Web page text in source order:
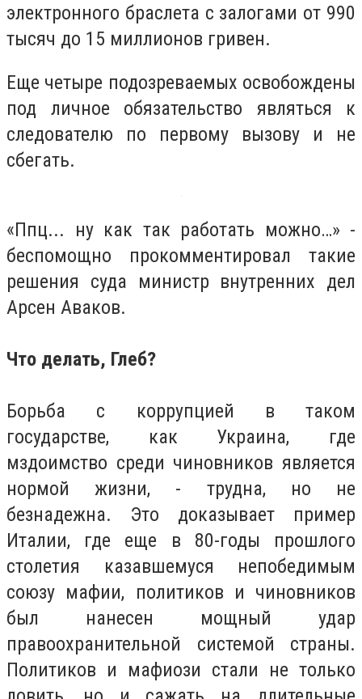
электронного браслета с залогами от 990
тысяч до 15 миллионов гривен.
Еще четыре подозреваемых освобождены
под личное обязательство являться к
следователю по первому вызову и не
сбегать.
«Ппц... ну как так работать можно…» -
беспомощно прокомментировал такие
решения суда министр внутренних дел
Арсен Аваков.
Что делать, Глеб?
Борьба с коррупцией в таком
государстве, как Украина, где
мздоимство среди чиновников является
нормой жизни, - трудна, но не
безнадежна. Это доказывает пример
Италии, где еще в 80-годы прошлого
столетия казавшемуся непобедимым
союзу мафии, политиков и чиновников
был нанесен мощный удар
правоохранительной системой страны.
Политиков и мафиози стали не только